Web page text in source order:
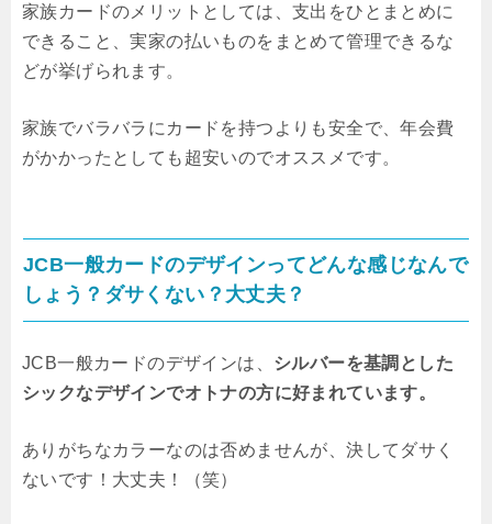
家族カードのメリットとしては、支出をひとまとめに
できること、実家の払いものをまとめて管理できるな
どが挙げられます。
家族でバラバラにカードを持つよりも安全で、年会費
がかかったとしても超安いのでオススメです。
JCB一般カードのデザインってどんな感じなんで
しょう？ダサくない？大丈夫？
JCB一般カードのデザインは、 シルバーを基調とした
シックなデザインでオトナの方に好まれています。
ありがちなカラーなのは否めませんが、決してダサく
ないです！大丈夫！（笑）